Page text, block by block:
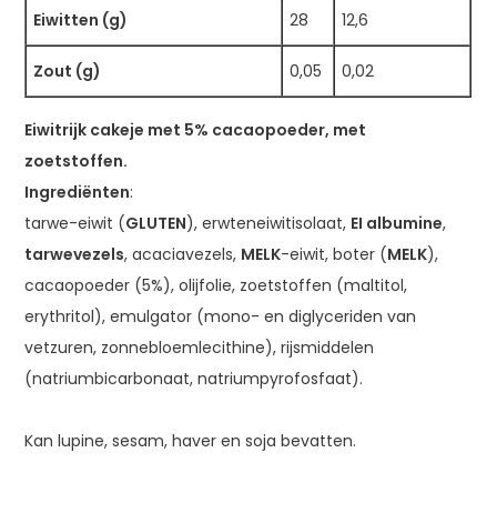
Eiwitten (g) 28 12,6
Zout (g) 0,05 0,02
Eiwitrijk cakeje met 5% cacaopoeder, met
zoetstoffen.
Ingrediënten:
tarwe-eiwit (GLUTEN), erwteneiwitisolaat, EI albumine,
tarwevezels, acaciavezels, MELK-eiwit, boter (MELK),
cacaopoeder (5%), olijfolie, zoetstoffen (maltitol,
erythritol), emulgator (mono- en diglyceriden van
vetzuren, zonnebloemlecithine), rijsmiddelen
(natriumbicarbonaat, natriumpyrofosfaat).
Kan lupine, sesam, haver en soja bevatten.